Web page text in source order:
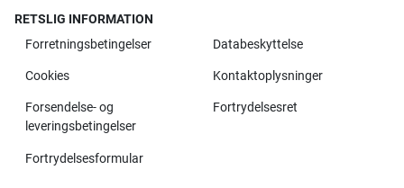
RETSLIG INFORMATION
Forretningsbetingelser
Databeskyttelse
Cookies Kontaktoplysninger
Forsendelse- og
leveringsbetingelser
Fortrydelsesret
Fortrydelsesformular